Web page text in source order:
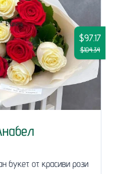
$97.17
$104.34
букет от красиви рози